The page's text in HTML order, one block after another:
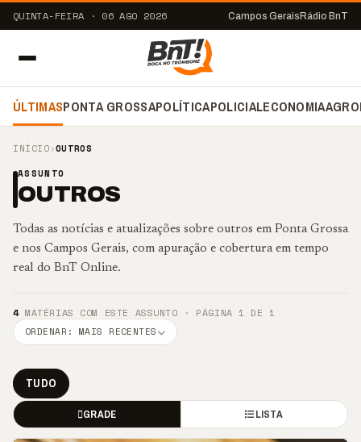
QUINTA-FEIRA · 06 AGO 2026 Campos Gerais Rádio BnT
ÚLTIMASPONTA GROSSAPOLÍTICAPOLICIALECONOMIA
INÍCIO›OUTROS
ASSUNTO
OUTROS
Todas as notícias e atualizações sobre outros em Ponta Grossa
e nos Campos Gerais, com apuração e cobertura em tempo
real do BnT Online.
4 MATÉRIAS COM ESTE ASSUNTO · PÁGINA 1 DE 1
ORDENAR: MAIS RECENTES
TUDO
GRADE LISTA